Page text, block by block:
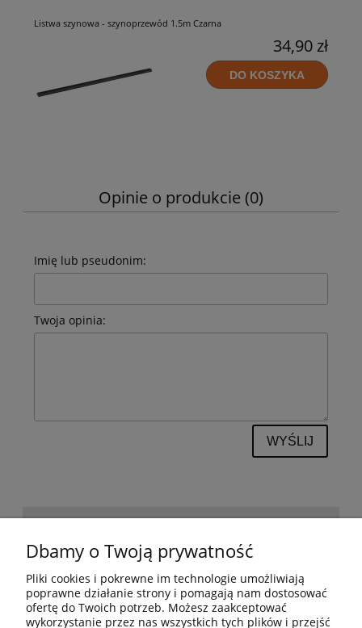
Listwa szynowa - szynoprzewód 1.5m Czarna
34,90 zł
DO KOSZYKA
Opinie o produkcie (0)
Imię lub pseudonim:
Twoja opinia:
WYŚLIJ
BESTSELLERY
Dbamy o Twoją prywatność
Pliki cookies i pokrewne im technologie umożliwiają
poprawne działanie strony i pomagają nam dostosować
ofertę do Twoich potrzeb. Możesz zaakceptować
wykorzystanie przez nas wszystkich tych plików i przejść